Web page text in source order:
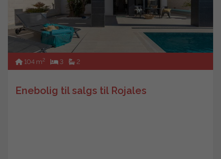
104 m2 3 2
Enebolig til salgs til Rojales